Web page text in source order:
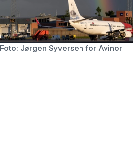
Foto: Jørgen Syversen for Avinor